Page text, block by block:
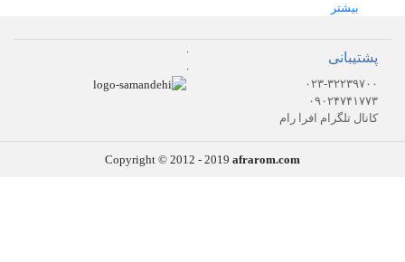
بیشتر
پشتیبانی
۰۲۳-۳۲۲۳۹۷۰۰
۰۹۰۲۴۷۴۱۷۷۳
کانال تلگرام افرا رام
.
.
Copyright © 2012 - 2019 afrarom.com